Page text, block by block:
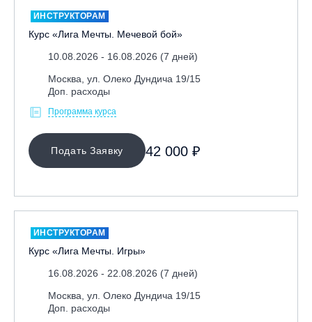
ИНСТРУКТОРАМ
Курс «Лига Мечты. Мечевой бой»
10.08.2026 - 16.08.2026 (7 дней)
Москва, ул. Олеко Дундича 19/15
Доп. расходы
Программа курса
Подать Заявку 42 000 ₽
ИНСТРУКТОРАМ
Курс «Лига Мечты. Игры»
16.08.2026 - 22.08.2026 (7 дней)
Москва, ул. Олеко Дундича 19/15
Доп. расходы